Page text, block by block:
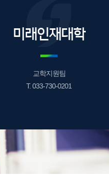
미래인재대학
교학지원팀
T. 033-730-0201